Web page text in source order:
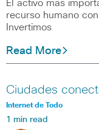
El activo más
recurso humano
Invertimos
Read More
Ciudades
Internet de Todo
1 min read